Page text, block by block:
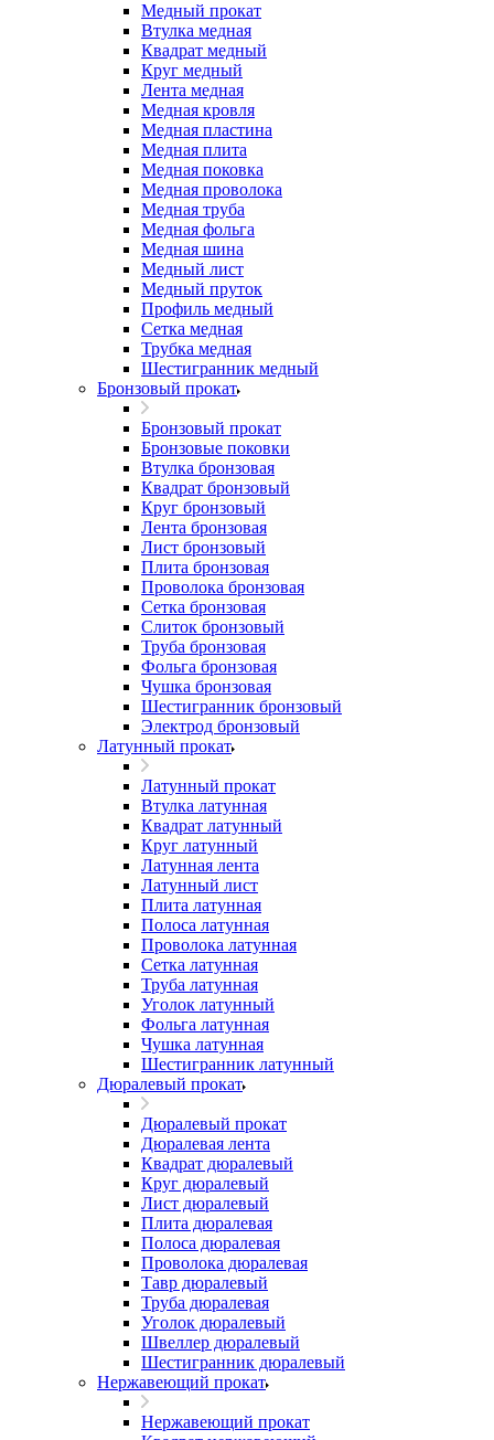
Медный прокат
Втулка медная
Квадрат медный
Круг медный
Лента медная
Медная кровля
Медная пластина
Медная плита
Медная поковка
Медная проволока
Медная труба
Медная фольга
Медная шина
Медный лист
Медный пруток
Профиль медный
Сетка медная
Трубка медная
Шестигранник медный
Бронзовый прокат
Бронзовый прокат
Бронзовые поковки
Втулка бронзовая
Квадрат бронзовый
Круг бронзовый
Лента бронзовая
Лист бронзовый
Плита бронзовая
Проволока бронзовая
Сетка бронзовая
Слиток бронзовый
Труба бронзовая
Фольга бронзовая
Чушка бронзовая
Шестигранник бронзовый
Электрод бронзовый
Латунный прокат
Латунный прокат
Втулка латунная
Квадрат латунный
Круг латунный
Латунная лента
Латунный лист
Плита латунная
Полоса латунная
Проволока латунная
Сетка латунная
Труба латунная
Уголок латунный
Фольга латунная
Чушка латунная
Шестигранник латунный
Дюралевый прокат
Дюралевый прокат
Дюралевая лента
Квадрат дюралевый
Круг дюралевый
Лист дюралевый
Плита дюралевая
Полоса дюралевая
Проволока дюралевая
Тавр дюралевый
Труба дюралевая
Уголок дюралевый
Швеллер дюралевый
Шестигранник дюралевый
Нержавеющий прокат
Нержавеющий прокат